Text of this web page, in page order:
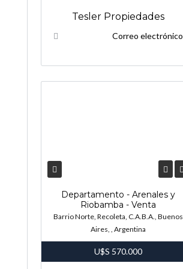
Tesler Propiedades
Correo electrónico
Departamento - Arenales y
Riobamba - Venta
Barrio Norte, Recoleta, C.A.B.A., Buenos
Aires, , Argentina
U$S 570.000